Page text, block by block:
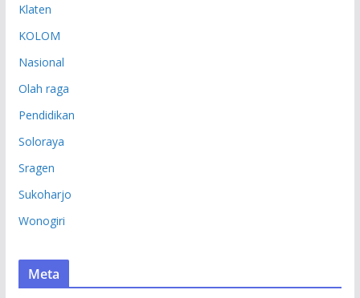
Klaten
KOLOM
Nasional
Olah raga
Pendidikan
Soloraya
Sragen
Sukoharjo
Wonogiri
Meta